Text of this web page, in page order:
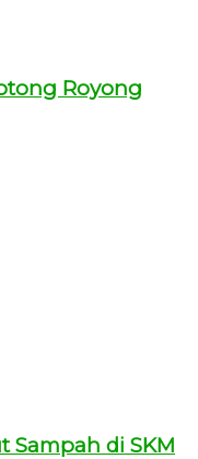
Royong
Sampah di SKM